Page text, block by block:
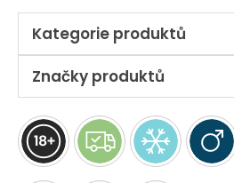
Kategorie produktů
Značky produktů